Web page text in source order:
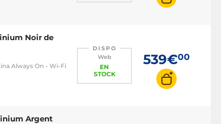
Noir de
Always On - Wi-Fi
DISPO
Web
EN
STOCK
539€00
Argent